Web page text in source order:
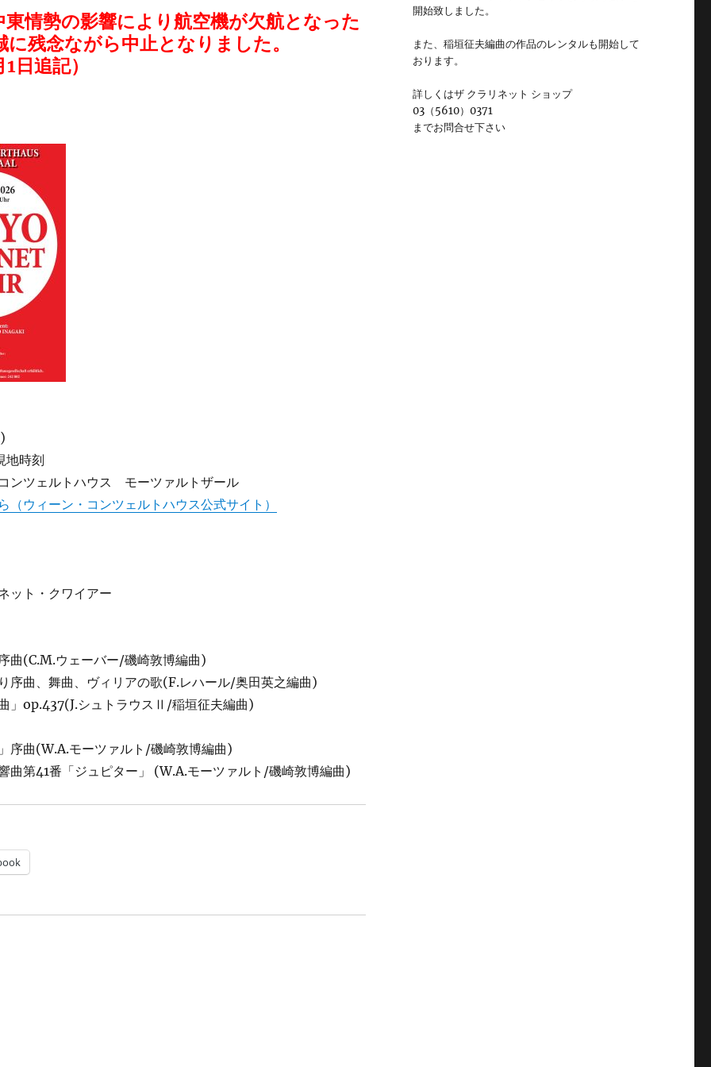
東情勢の影響により航空機が欠航となった
残念ながら中止となりました。
日追記）
時刻
ンツェルトハウス モーツァルトザール
（ウィーン・コンツェルトハウス公式サイト）
ット・クワイアー
曲(C.M.ウェーバー/磯崎敦博編曲)
序曲、舞曲、ヴィリアの歌(F.レハール/奥田英之編曲)
」op.437(J.シュトラウスⅡ/稲垣征夫編曲)
序曲(W.A.モーツァルト/磯崎敦博編曲)
曲第41番「ジュピター」 (W.A.モーツァルト/磯崎敦博編曲)
開始致しました。
また、稲垣征夫編曲の作品のレンタルも開始して
おります。
詳しくはザ クラリネット ショップ
03（5610）0371
までお問合せ下さい